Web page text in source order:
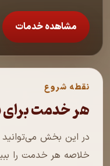
مشاهده خدمات
نقطه شروع
هر خدمت برای
در این بخش می‌توانید
خلاصه هر خدمت را